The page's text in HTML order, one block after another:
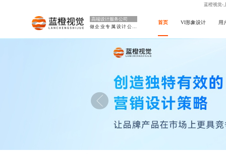
蓝橙视觉-
高端设计服务公司
做企业专属设计公司
首页 VI形象设计 用